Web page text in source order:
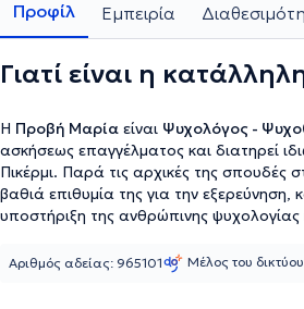
Προφίλ Εμπειρία
Γιατί είναι η
Η Πρoβή Μαρία είναι Ψυχολόγος -
ασκήσεως επαγγέλματος και διατηρεί
Πικέρμι. Παρά τις αρχικές της σπουδές
βαθιά επιθυμία της για την εξερεύνηση,
υποστήριξη της ανθρώπινης
κατάρτιση και την άσκηση του
Αριθμός αδείας: 965101 Μέλος του